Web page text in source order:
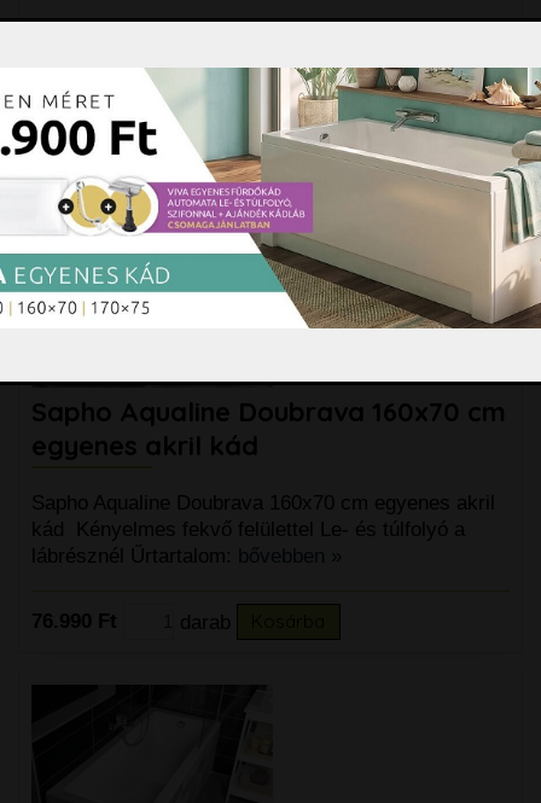
bővebben »
10.200 Ft darab Kosárba
Sapho Aqualine Doubrava 160x70 cm
egyenes akril kád
Sapho Aqualine Doubrava 160x70 cm egyenes akril
kád Kényelmes fekvő felülettel Le- és túlfolyó a
lábrésznél Űrtartalom: bővebben »
76.990 Ft darab